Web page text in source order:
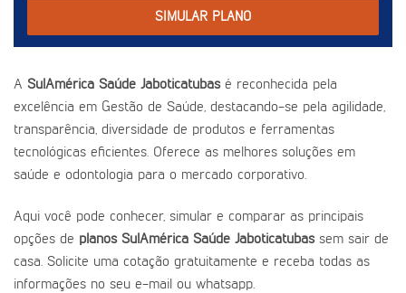
SIMULAR PLANO
A SulAmérica Saúde Jaboticatubasé reconhecida pela
excelência em Gestão de Saúde, destacando-se pela agilidade,
transparência, diversidade de produtos e ferramentas
tecnológicas eficientes. Oferece as melhores soluções em
saúde e odontologia para o mercado corporativo.
Aqui você pode conhecer, simular e comparar as principais
opções de planos SulAmérica Saúde Jaboticatubas sem sair de
casa. Solicite uma cotação gratuitamente e receba todas as
informações no seu e-mail ou whatsapp.